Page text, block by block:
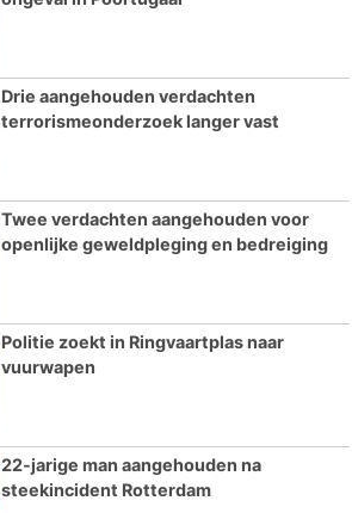
Drie aangehouden verdachten
terrorismeonderzoek langer vast
Twee verdachten aangehouden voor
openlijke geweldpleging en bedreiging
Politie zoekt in Ringvaartplas naar
vuurwapen
22-jarige man aangehouden na
steekincident Rotterdam